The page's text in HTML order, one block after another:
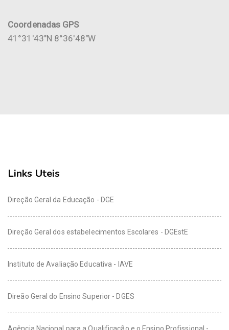
Coordenadas GPS
41°31'43"N 8°36'48"W
Links Uteis
Direção Geral da Educação - DGE
Direção Geral dos estabelecimentos Escolares - DGEstE
Instituto de Avaliação Educativa - IAVE
Direão Geral do Ensino Superior - DGES